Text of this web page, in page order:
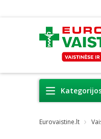
Eurovaistine.lt